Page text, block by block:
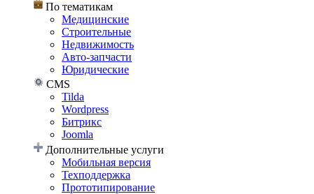
По тематикам
Медицинские
Строительные
Недвижимость
Авто-запчасти
Юридические
CMS
Tilda
Wordpress
Битрикс
Joomla
Дополнительные услуги
Мобильная версия
Техподдержка
Прототипирование